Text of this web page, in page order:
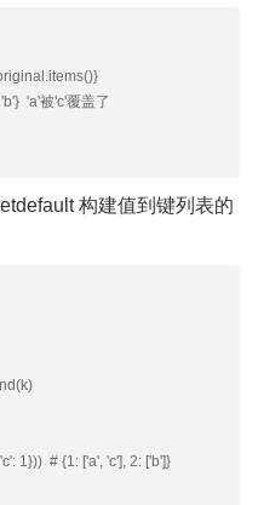
'a'被'c'覆盖了
构建值到键列表的
1})) # {1: ['a', 'c'], 2: ['b']}